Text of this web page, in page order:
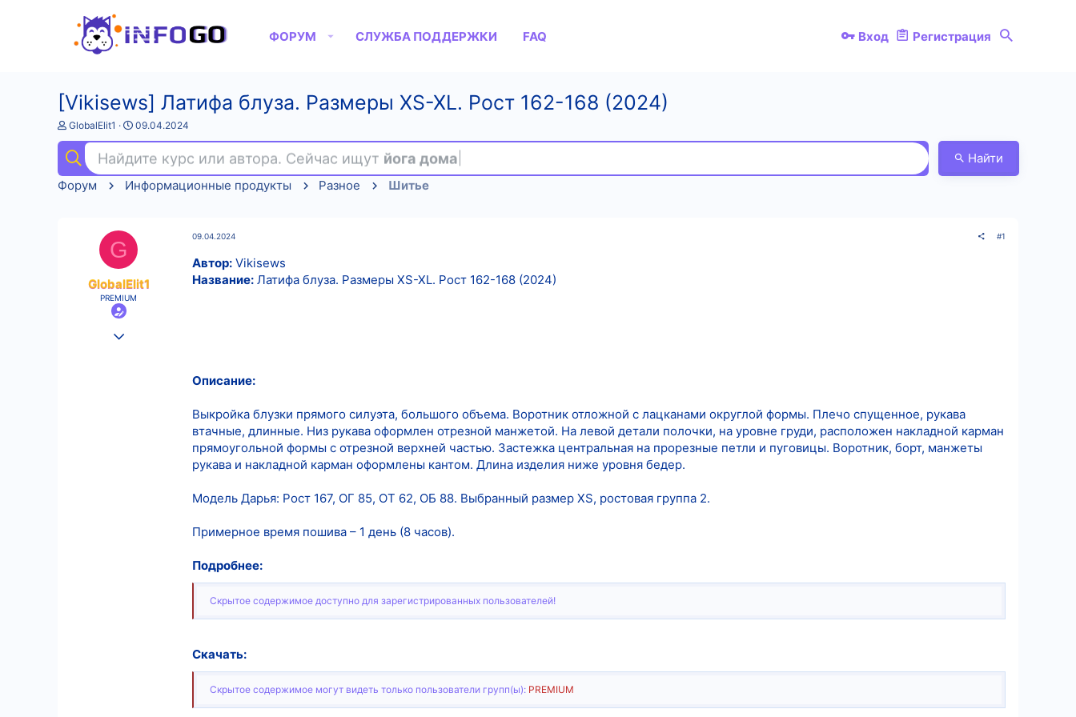
ФОРУМ СЛУЖБА ПОДДЕРЖКИ FAQ Вход Регистрация
[Vikisews] Латифа блуза. Размеры XS-XL. Рост 162-168 (2024)
А
т
о
р
т
GlobalElit1
Д
а
н
а
а
09.04.2024
Найдите курс или автора. Сейчас ищут йога дома
Найти
Форум
Информационные продукты Разное Шитье
G
GlobalElit1
PREMIUM
09.04.2024 #1
Автор: Vikisews
Название: Латифа блуза. Размеры XS-XL. Рост 162-168 (2024)
Описание:
Выкройка блузки прямого силуэта, большого объема. Воротник отложной с лацканами округлой формы. Плечо спущенное, рукава
втачные, длинные. Низ рукава оформлен отрезной манжетой. На левой детали полочки, на уровне груди, расположен накладной карман
прямоугольной формы с отрезной верхней частью. Застежка центральная на прорезные петли и пуговицы. Воротник, борт, манжеты
рукава и накладной карман оформлены кантом. Длина изделия ниже уровня бедер.
Модель Дарья: Рост 167, ОГ 85, ОТ 62, ОБ 88. Выбранный размер XS, ростовая группа 2.
Примерное время пошива – 1 день (8 часов).
Подробнее:
Скрытое содержимое доступно для зарегистрированных пользователей!
Скачать:
Скрытое содержимое могут видеть только пользователи групп(ы): PREMIUM